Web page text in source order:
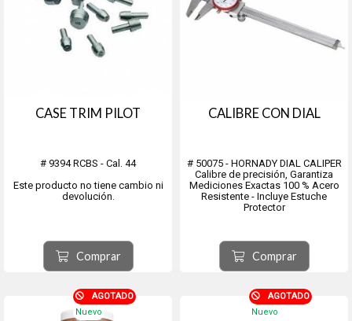
CASE TRIM PILOT
# 9394 RCBS - Cal. 44
Este producto no tiene cambio ni
devolución.
Comprar
CALIBRE CON DIAL
# 50075 - HORNADY DIAL CALIPER
Calibre de precisión, Garantiza
Mediciones Exactas 100 % Acero
Resistente - Incluye Estuche
Protector
devolucion.
Comprar
AGOTADO
Nuevo
AGOTADO
Nuevo